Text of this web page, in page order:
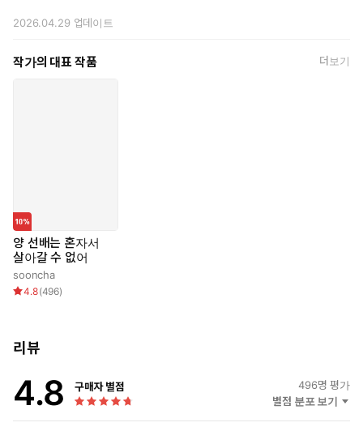
2026.04.29 업데이트
작가의 대표 작품 더보기
양 선배는 혼자서
살아갈 수 없어
sooncha
4.8(496)
리뷰
4.8 구매자 별점 496명 평가
별점 분포 보기